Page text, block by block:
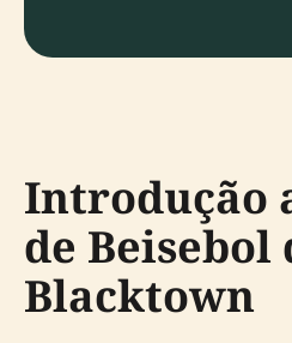
Introdução
de Beisebol
Blacktown